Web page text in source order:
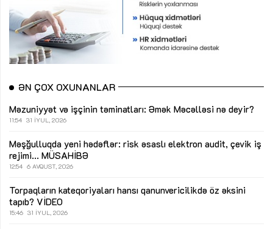
ƏN ÇOX OXUNANLAR
Məzuniyyət və işçinin təminatları: Əmək Məcəlləsi nə deyir?
11:54 31 İYUL, 2026
Məşğulluqda yeni hədəflər: risk əsaslı elektron audit, çevik iş
rejimi... MÜSAHİBƏ
12:54 6 AVQUST, 2026
Torpaqların kateqoriyaları hansı qanunvericilikdə öz əksini
tapıb? VİDEO
15:46 31 İYUL, 2026